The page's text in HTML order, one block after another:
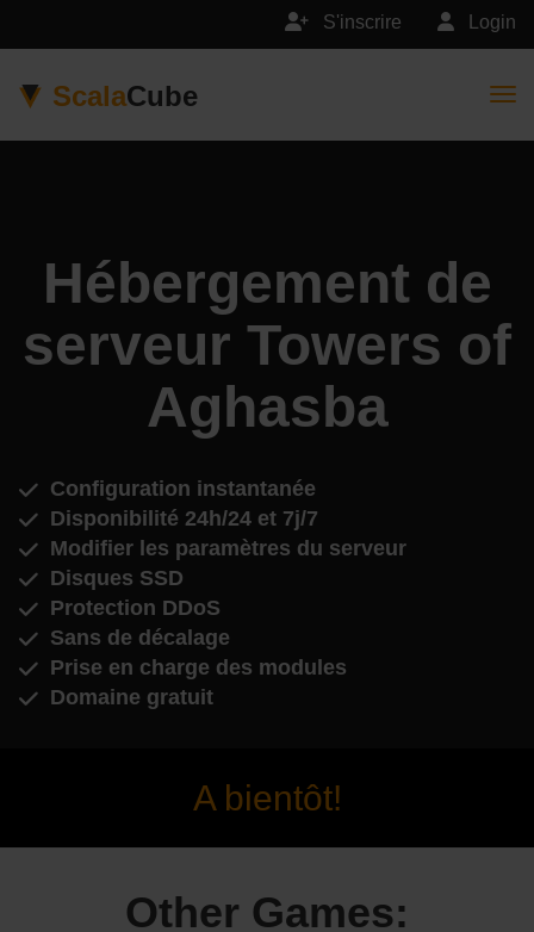
Login
S'inscrire
ScalaCube
Hébergement de
serveur Towers of
Aghasba
Configuration instantanée
Disponibilité 24h/24 et 7j/7
Modifier les paramètres du serveur
Disques SSD
Protection DDoS
Sans de décalage
Prise en charge des modules
Domaine gratuit
A bientôt!
Other Games: